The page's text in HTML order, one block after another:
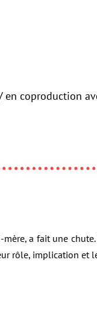
en coproduction
a fait une chute.
rôle, implication et